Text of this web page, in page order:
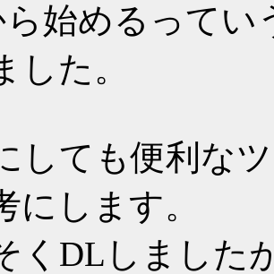
ら始めるって
した。
しても便利な
にします。
くDLしました